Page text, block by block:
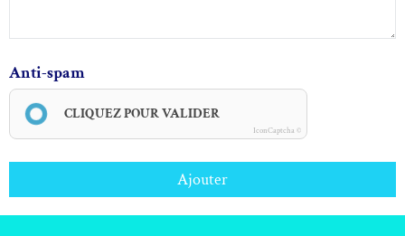
Anti-spam
CLIQUEZ POUR VALIDER
IconCaptcha ©
Ajouter